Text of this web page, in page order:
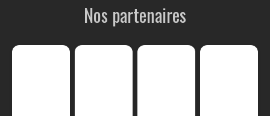
Nos partenaires